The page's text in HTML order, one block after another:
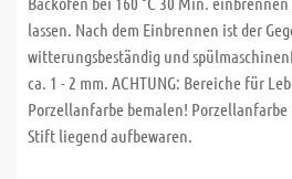
lassen. Nach dem Einbrennen ist der
witterungsbeständig und
ca. 1 - 2 mm. ACHTUNG: Bereiche für
Porzellanfarbe bemalen!
Stift liegend aufbewaren.